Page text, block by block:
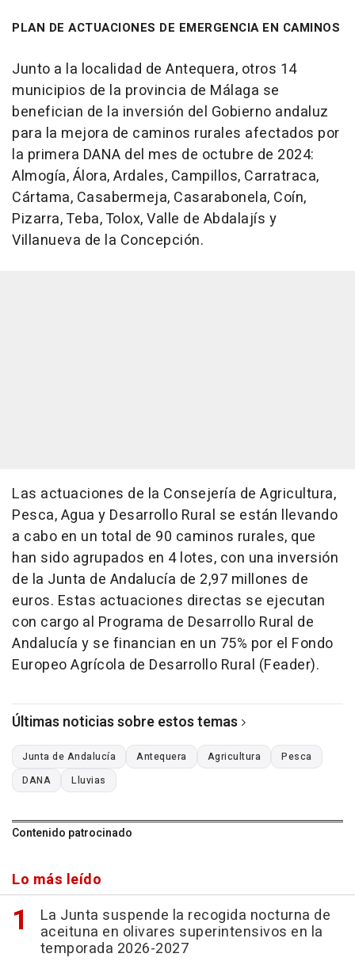
PLAN DE ACTUACIONES DE EMERGENCIA EN CAMINOS
Junto a la localidad de Antequera, otros 14
municipios de la provincia de Málaga se
benefician de la inversión del Gobierno andaluz
para la mejora de caminos rurales afectados por
la primera DANA del mes de octubre de 2024:
Almogía, Álora, Ardales, Campillos, Carratraca,
Cártama, Casabermeja, Casarabonela, Coín,
Pizarra, Teba, Tolox, Valle de Abdalajís y
Villanueva de la Concepción.
Las actuaciones de la Consejería de Agricultura,
Pesca, Agua y Desarrollo Rural se están llevando
a cabo en un total de 90 caminos rurales, que
han sido agrupados en 4 lotes, con una inversión
de la Junta de Andalucía de 2,97 millones de
euros. Estas actuaciones directas se ejecutan
con cargo al Programa de Desarrollo Rural de
Andalucía y se financian en un 75% por el Fondo
Europeo Agrícola de Desarrollo Rural (Feader).
Últimas noticias sobre estos temas
Junta de Andalucía Antequera Agricultura
Pesca
DANA
Lluvias
Contenido patrocinado
Lo más leído
La Junta suspende la recogida nocturna de
aceituna en olivares superintensivos en la
temporada 2026-2027